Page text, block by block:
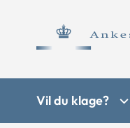
Vil du klage?